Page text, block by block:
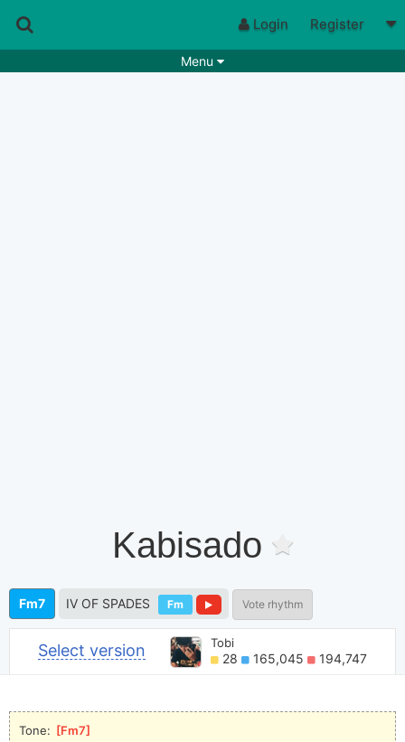
Login Register
Menu
Kabisado
Fm7 IV OF SPADES Fm Vote rhythm
Select version Tobi
28 165,045 194,747
Tone: [Fm7